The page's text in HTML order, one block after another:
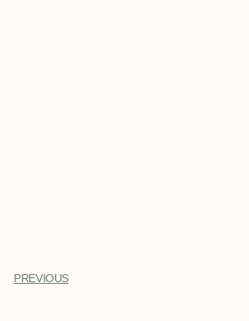
PREVIOUS